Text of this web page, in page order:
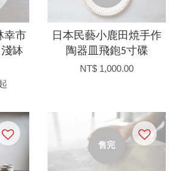
幸市
缽
日本民藝小鹿田焼手作
陶器皿飛鉋5寸碟
NT$ 1,000.00
售完